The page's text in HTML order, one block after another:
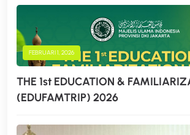
FEBRUARI 1, 2026
THE 1st EDUCATION &
(EDUFAMTRIP) 2026